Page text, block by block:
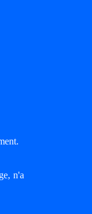
n'a